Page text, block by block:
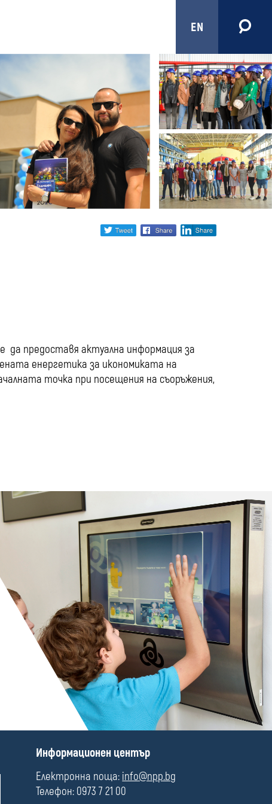
EN
Share
twitter facebook
да предоставя актуална информация за
енергетика за икономиката на
точка при посещения на съоръжения,
П
л
е
Информационен център
Електронна поща: info@npp.bg
Телефон: 0973 7 21 00